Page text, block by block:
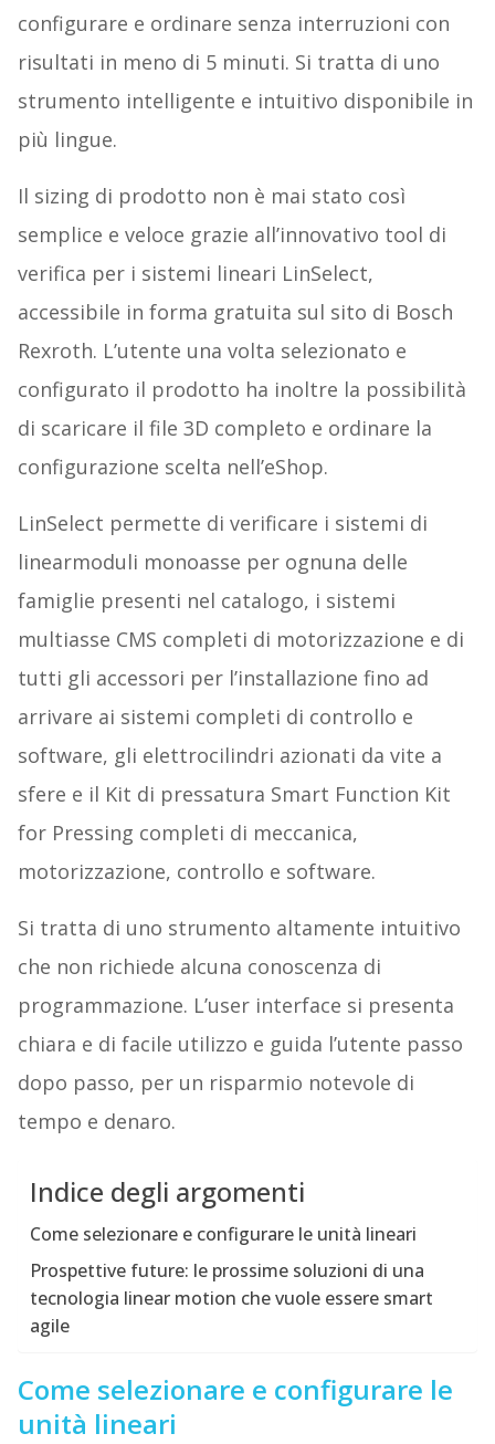
configurare e ordinare senza interruzioni con
risultati in meno di 5 minuti. Si tratta di uno
strumento intelligente e intuitivo disponibile in
più lingue.
Il sizing di prodotto non è mai stato così
semplice e veloce grazie all’innovativo tool di
verifica per i sistemi lineari LinSelect,
accessibile in forma gratuita sul sito di Bosch
Rexroth. L’utente una volta selezionato e
configurato il prodotto ha inoltre la possibilità
di scaricare il file 3D completo e ordinare la
configurazione scelta nell’eShop.
LinSelect permette di verificare i sistemi di
linearmoduli monoasse per ognuna delle
famiglie presenti nel catalogo, i sistemi
multiasse CMS completi di motorizzazione e di
tutti gli accessori per l’installazione fino ad
arrivare ai sistemi completi di controllo e
software, gli elettrocilindri azionati da vite a
sfere e il Kit di pressatura Smart Function Kit
for Pressing completi di meccanica,
motorizzazione, controllo e software.
Si tratta di uno strumento altamente intuitivo
che non richiede alcuna conoscenza di
programmazione. L’user interface si presenta
chiara e di facile utilizzo e guida l’utente passo
dopo passo, per un risparmio notevole di
tempo e denaro.
Indice degli argomenti
Come selezionare e configurare le unità lineari
Prospettive future: le prossime soluzioni di una
tecnologia linear motion che vuole essere smart
agile
Come selezionare e configurare le
unità lineari